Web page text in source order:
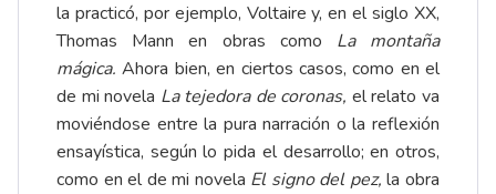
la practicó, por ejemplo, Voltaire y, en el siglo XX,
Thomas Mann en obras como La montaña
mágica.Ahora bien, en ciertos casos, como en el
de mi novela La tejedora de coronas, el relato va
moviéndose entre la pura narración o la reflexión
ensayística, según lo pida el desarrollo; en otros,
como en el de mi novela El signo del pez,la obra